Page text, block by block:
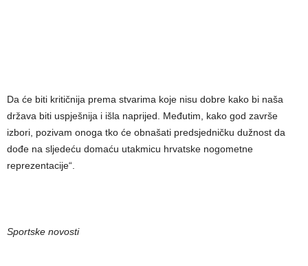
Da će biti kritičnija prema stvarima koje nisu dobre kako bi naša
država biti uspješnija i išla naprijed. Međutim, kako god završe
izbori, pozivam onoga tko će obnašati predsjedničku dužnost da
dođe na sljedeću domaću utakmicu hrvatske nogometne
reprezentacije“.
Sportske novosti